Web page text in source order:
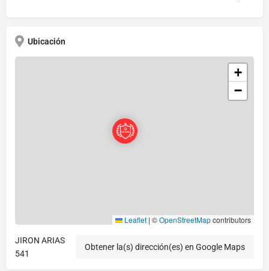
Ubicación
+
−
Leaflet | ©OpenStreetMapcontributors
JIRON ARIAS
541
Obtener la(s) dirección(es) en Google Maps